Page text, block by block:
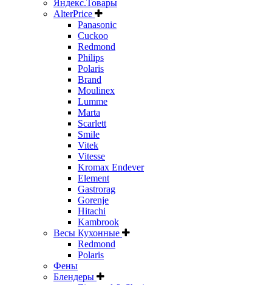
Яндекс.Товары
AlterPrice
Panasonic
Cuckoo
Redmond
Philips
Polaris
Brand
Moulinex
Lumme
Marta
Scarlett
Smile
Vitek
Vitesse
Kromax Endever
Element
Gastrorag
Gorenje
Hitachi
Kambrook
Весы Кухонные
Redmond
Polaris
Фены
Блендеры